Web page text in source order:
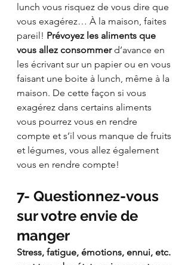
lunch vous risquez de vous dire que
vous exagérez… À la maison, faites
pareil! Prévoyez les aliments que
vous allez consommer d’avance en
les écrivant sur un papier ou en vous
faisant une boite à lunch, même à la
maison. De cette façon si vous
exagérez dans certains aliments
vous pourrez vous en rendre
compte et s’il vous manque de fruits
et légumes, vous allez également
vous en rendre compte!
7- Questionnez-vous
sur votre envie de
manger
Stress, fatigue, émotions, ennui, etc.